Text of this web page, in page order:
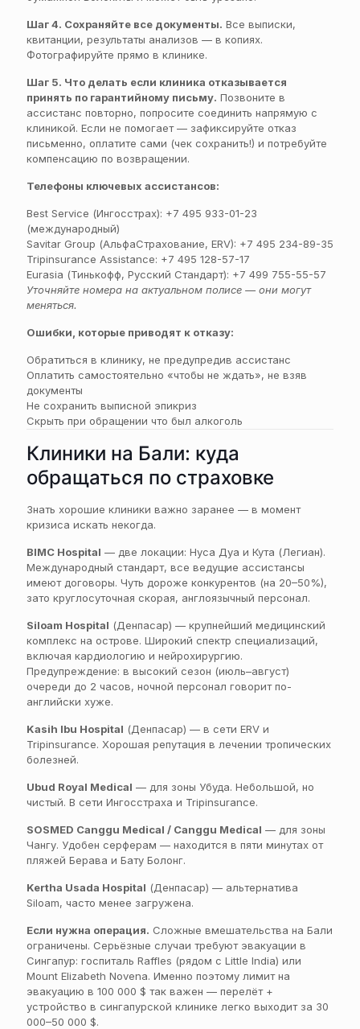
Шаг 4. Сохраняйте все документы. Все выписки,
квитанции, результаты анализов — в копиях.
Фотографируйте прямо в клинике.
Шаг 5. Что делать если клиника отказывается
принять по гарантийному письму. Позвоните в
ассистанс повторно, попросите соединить напрямую с
клиникой. Если не помогает — зафиксируйте отказ
письменно, оплатите сами (чек сохранить!) и потребуйте
компенсацию по возвращении.
Телефоны ключевых ассистансов:
Best Service (Ингосстрах): +7 495 933-01-23
(международный)
Savitar Group (АльфаСтрахование, ERV): +7 495 234-89-35
Tripinsurance Assistance: +7 495 128-57-17
Eurasia (Тинькофф, Русский Стандарт): +7 499 755-55-57
Уточняйте номера на актуальном полисе — они могут
меняться.
Ошибки, которые приводят к отказу:
Обратиться в клинику, не предупредив ассистанс
Оплатить самостоятельно «чтобы не ждать», не взяв
документы
Не сохранить выписной эпикриз
Скрыть при обращении что был алкоголь
Клиники на Бали: куда
обращаться по страховке
Знать хорошие клиники важно заранее — в момент
кризиса искать некогда.
BIMC Hospital — две локации: Нуса Дуа и Кута (Легиан).
Международный стандарт, все ведущие ассистансы
имеют договоры. Чуть дороже конкурентов (на 20–50%),
зато круглосуточная скорая, англоязычный персонал.
Siloam Hospital (Денпасар) — крупнейший медицинский
комплекс на острове. Широкий спектр специализаций,
включая кардиологию и нейрохирургию.
Предупреждение: в высокий сезон (июль–август)
очереди до 2 часов, ночной персонал говорит по-
английски хуже.
Kasih Ibu Hospital (Денпасар) — в сети ERV и
Tripinsurance. Хорошая репутация в лечении тропических
болезней.
Ubud Royal Medical — для зоны Убуда. Небольшой, но
чистый. В сети Ингосстраха и Tripinsurance.
SOSMED Canggu Medical / Canggu Medical — для зоны
Чангу. Удобен серферам — находится в пяти минутах от
пляжей Берава и Бату Болонг.
Kertha Usada Hospital (Денпасар) — альтернатива
Siloam, часто менее загружена.
Если нужна операция. Сложные вмешательства на Бали
ограничены. Серьёзные случаи требуют эвакуации в
Сингапур: госпиталь Raffles (рядом с Little India) или
Mount Elizabeth Novena. Именно поэтому лимит на
эвакуацию в 100 000 $ так важен — перелёт +
устройство в сингапурской клинике легко выходит за 30
000–50 000 $.